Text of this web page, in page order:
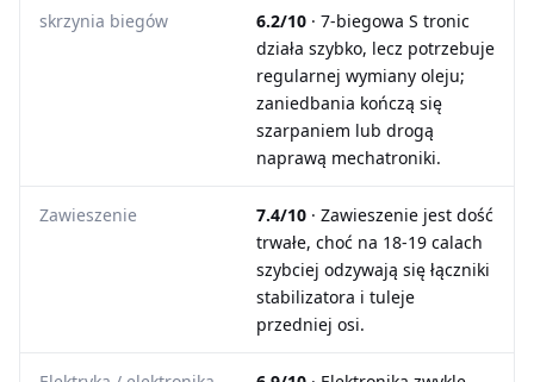
skrzynia biegów 6.2/10 · 7-biegowa S tronic
działa szybko, lecz potrzebuje
regularnej wymiany oleju;
zaniedbania kończą się
szarpaniem lub drogą
naprawą mechatroniki.
Zawieszenie 7.4/10 · Zawieszenie jest dość
trwałe, choć na 18-19 calach
szybciej odzywają się łączniki
stabilizatora i tuleje
przedniej osi.